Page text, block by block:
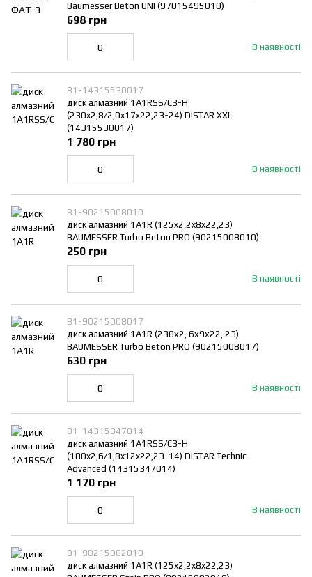
Baumesser Beton UNI (97015495010)
В наявності
698 грн
81-14315530017
диск алмазний 1A1RSS/C3-H
(230x2,8/2,0x17x22,23-24) DISTAR XXL
(14315530017)
В наявності
1 780 грн
81-90215008010
диск алмазний 1A1R (125x2,2x8x22,23)
BAUMESSER Turbo Beton PRO (90215008010)
В наявності
250 грн
81-90215008017
диск алмазний 1A1R (230х2, 6х9х22, 23)
BAUMESSER Turbo Beton PRO (90215008017)
В наявності
630 грн
81-14315347014
диск алмазний 1A1RSS/C3-H
(180x2,6/1,8x12x22,23-14) DISTAR Technic
Advanced (14315347014)
В наявності
1 170 грн
81-90215082010
диск алмазний 1A1R (125x2,2x8x22,23)